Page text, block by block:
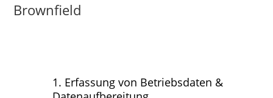
Brownfield
1. Erfassung von Betriebsdaten &